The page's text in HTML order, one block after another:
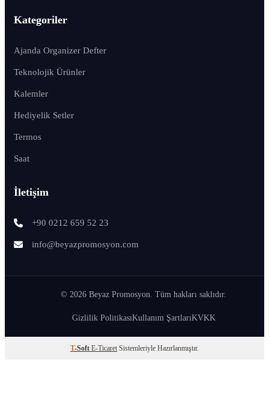
Kategoriler
Ajanda Organizer Defter
Teknolojik Ürünler
Kalemler
Hediyelik Setler
Termos
Saat
İletişim
+90 0212 659 52 23
info@beyazpromosyon.com
© 2026 Beyaz Promosyon. Tüm hakları saklıdır.
Gizlilik PolitikasıKullanım ŞartlarıKVKK
T-Soft E-Ticaret Sistemleriyle Hazırlanmıştır.